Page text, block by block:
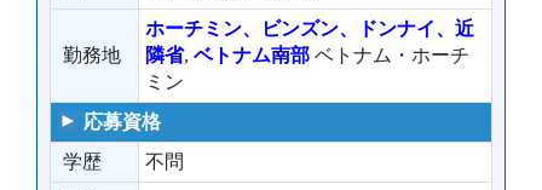
勤務地
ホーチミン、ビンズン、ドンナイ、近
隣省, ベトナム南部 ベトナム・ホーチ
ミン
応募資格
学歴
不問